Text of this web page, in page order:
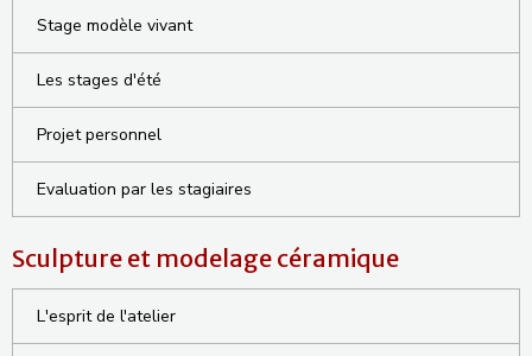
Stage modèle vivant
Les stages d'été
Projet personnel
Evaluation par les stagiaires
Sculpture et modelage céramique
L'esprit de l'atelier